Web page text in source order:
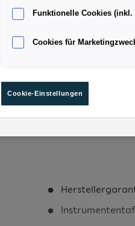
Funktionelle Cookies (inkl.
Cookies für
Cookie-Einstellungen